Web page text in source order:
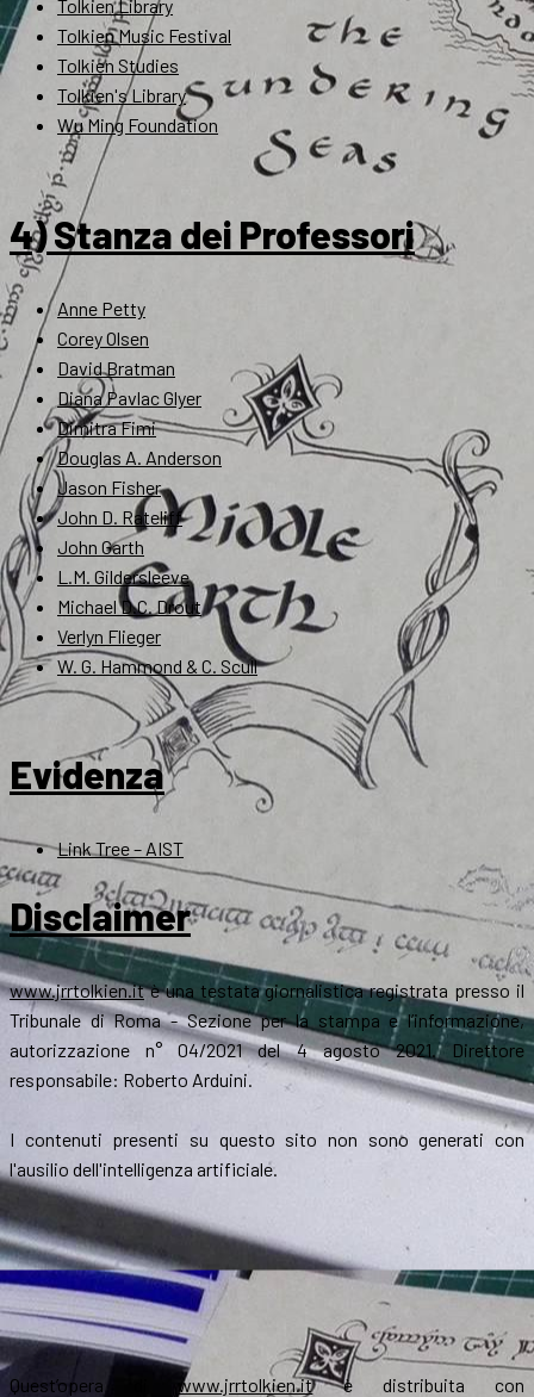
Tolkien Library
Tolkien Music Festival
Tolkien Studies
Tolkien's Library
Wu Ming Foundation
4) Stanza dei Professori
Anne Petty
Corey Olsen
David Bratman
Diana Pavlac Glyer
Dimitra Fimi
Douglas A. Anderson
Jason Fisher
John D. Rateliff
John Garth
L.M. Gildersleeve
Michael D.C. Drout
Verlyn Flieger
W. G. Hammond & C. Scull
Evidenza
Link Tree – AIST
Disclaimer
www.jrrtolkien.itè una testata giornalistica registrata presso il
Tribunale di Roma - Sezione per la stampa e l’informazione,
autorizzazione n° 04/2021 del 4 agosto 2021. Direttore
responsabile: Roberto Arduini.
I contenuti presenti su questo sito non sono generati con
l'ausilio dell'intelligenza artificiale.
Quest’opera di www.jrrtolkien.itè distribuita con